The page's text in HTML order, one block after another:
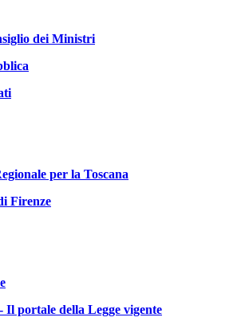
dei Ministri
per la Toscana
Firenze
portale della Legge vigente